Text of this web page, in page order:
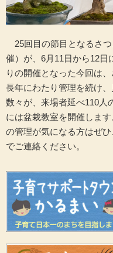
25回目の節目となるさ
催）が、6月11日から12日
りの開催となった今回は
長年にわたり管理を続け
数々が、来場者延べ110人
には盆栽教室を開催しま
の管理が気になる方はぜ
でご連絡ください。